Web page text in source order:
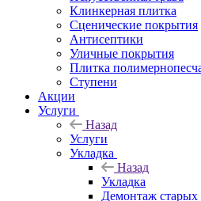
Клинкерная плитка
Сценические покрытия
Антисептики
Уличные покрытия
Плитка
Ступени
Акции
Услуги
Назад
Услуги
Укладка
Назад
Укладка
Демонтаж